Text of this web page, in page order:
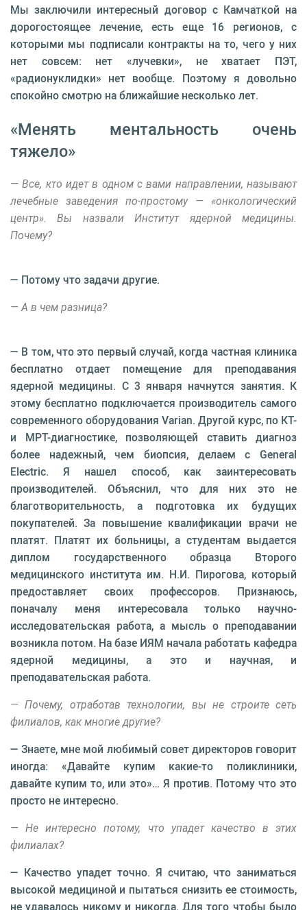
Мы заключили интересный договор с Камчаткой на
дорогостоящее лечение, есть еще 16 регионов, с
которыми мы подписали контракты на то, чего у них
нет совсем: нет «лучевки», не хватает ПЭТ,
«радионуклидки» нет вообще. Поэтому я довольно
спокойно смотрю на ближайшие несколько лет.
«Менять ментальность очень
тяжело»
— Все, кто идет в одном с вами направлении, называют
лечебные заведения по-простому — «онкологический
центр». Вы назвали Институт ядерной медицины.
Почему?
— Потому что задачи другие.
— А в чем разница?
— В том, что это первый случай, когда частная клиника
бесплатно отдает помещение для преподавания
ядерной медицины. С 3 января начнутся занятия. К
этому бесплатно подключается производитель самого
современного оборудования Varian. Другой курс, по КТ-
и МРТ-диагностике, позволяющей ставить диагноз
более надежный, чем биопсия, делаем с General
Electric. Я нашел способ, как заинтересовать
производителей. Объяснил, что для них это не
благотворительность, а подготовка их будущих
покупателей. За повышение квалификации врачи не
платят. Платят их больницы, а студентам выдается
диплом государственного образца Второго
медицинского института им. Н.И. Пирогова, который
предоставляет своих профессоров. Признаюсь,
поначалу меня интересовала только научно-
исследовательская работа, а мысль о преподавании
возникла потом. На базе ИЯМ начала работать кафедра
ядерной медицины, а это и научная, и
преподавательская работа.
— Почему, отработав технологии, вы не строите сеть
филиалов, как многие другие?
— Знаете, мне мой любимый совет директоров говорит
иногда: «Давайте купим какие-то поликлиники,
давайте купим то, или это»… Я против. Потому что это
просто не интересно.
— Не интересно потому, что упадет качество в этих
филиалах?
— Качество упадет точно. Я считаю, что заниматься
высокой медициной и пытаться снизить ее стоимость,
не удавалось никому и никогда. Для того чтобы было